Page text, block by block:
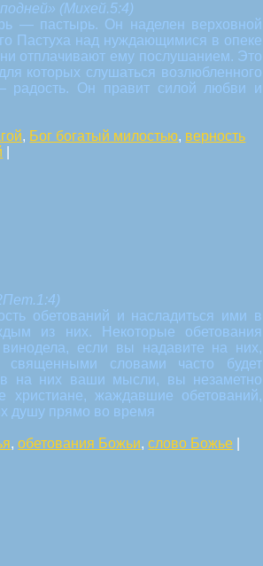
(Михей.5:4)
— пастырь. Он наделен верховной
Пастуха над нуждающимися в опеке
отплачивают ему послушанием. Это
которых слушаться возлюбленного
Он правит силой любви и
, Бог богатый милостью, верность
обетований и насладиться ими в
из них. Некоторые обетования
если вы надавите на них,
словами часто будет
на них ваши мысли, вы незаметно
христиане, жаждавшие обетований,
душу прямо во время
,обетования Божьи,слово Божье